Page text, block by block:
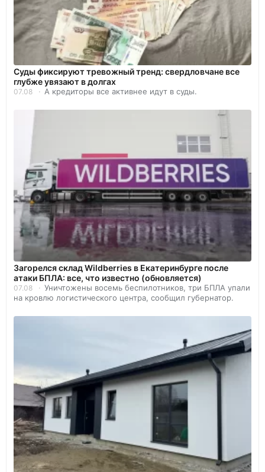
Суды фиксируют тревожный тренд: свердловчане все
глубже увязают в долгах
07.08 А кредиторы все активнее идут в суды.
Загорелся склад Wildberries в Екатеринбурге после
атаки БПЛА: все, что известно (обновляется)
07.08
Уничтожены восемь беспилотников, три БПЛА упали
на кровлю логистического центра, сообщил губернатор.